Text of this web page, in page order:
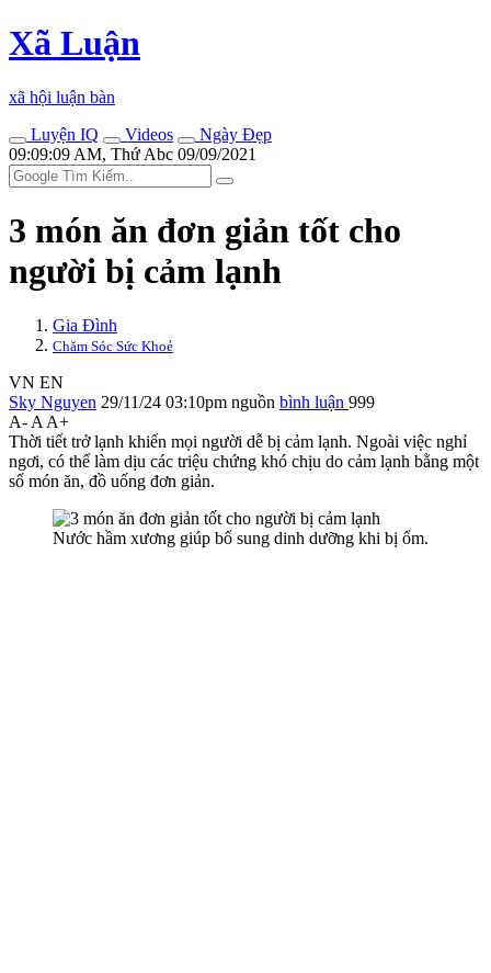
Xã Luận
xã hội luận bàn
Luyện IQ
Videos
Ngày Đẹp
09:09:09 AM, Thứ Abc 09/09/2021
3 món ăn đơn giản tốt cho
người bị cảm lạnh
Gia Đình
Chăm Sóc Sức Khoẻ
VN EN
Sky Nguyen 29/11/24 03:10pm nguồn bình luận 999
A- A A+
Thời tiết trở lạnh khiến mọi người dễ bị cảm lạnh. Ngoài việc nghỉ
ngơi, có thể làm dịu các triệu chứng khó chịu do cảm lạnh bằng một
số món ăn, đồ uống đơn giản.
Nước hầm xương giúp bổ sung dinh dưỡng khi bị ốm.